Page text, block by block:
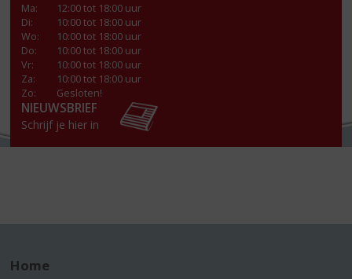
Ma:
12:00 tot 18:00 uur
Di:
10:00 tot 18:00 uur
Wo:
10:00 tot 18:00 uur
Do:
10:00 tot 18:00 uur
Vr:
10:00 tot 18:00 uur
Za:
10:00 tot 18:00 uur
Zo:
Gesloten!
NIEUWSBRIEF
Schrijf je hier in
Home